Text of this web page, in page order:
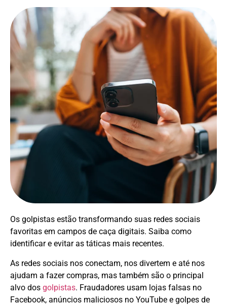
Os golpistas estão transformando suas redes sociais
favoritas em campos de caça digitais. Saiba como
identificar e evitar as táticas mais recentes.
As redes sociais nos conectam, nos divertem e até nos
ajudam a fazer compras, mas também são o principal
alvo dos golpistas. Fraudadores usam lojas falsas no
Facebook, anúncios maliciosos no YouTube e golpes de